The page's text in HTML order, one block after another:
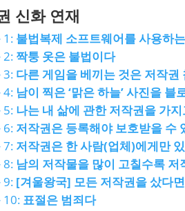
신화 연재
1: 불법복제 소프트웨어를 사용하
2: 짝퉁 옷은 불법이다
3: 다른 게임을 베끼는 것은 저작권
4: 남이 찍은 ‘맑은 하늘’ 사진을
5: 나는 내 삶에 관한 저작권을 가
6: 저작권은 등록해야 보호받을 수
7: 저작권은 한 사람(업체)에게만
8: 남의 저작물을 많이 고칠수록
9: [겨울왕국] 모든 저작권을 샀다
10: 표절은 범죄다